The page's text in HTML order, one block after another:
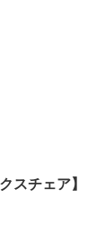
スチェア】